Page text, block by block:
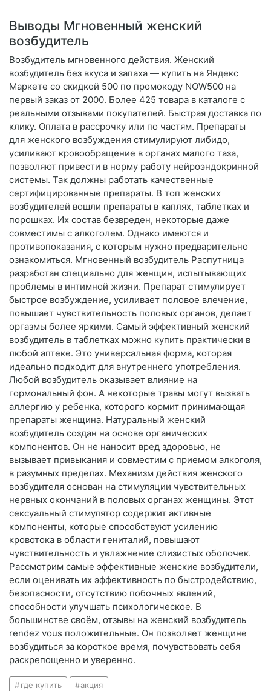
Выводы Мгновенный женский
возбудитель
Возбудитель мгновенного действия. Женский
возбудитель без вкуса и запаха — купить на Яндекс
Маркете со скидкой 500 по промокоду NOW500 на
первый заказ от 2000. Более 425 товара в каталоге с
реальными отзывами покупателей. Быстрая доставка по
клику. Оплата в рассрочку или по частям. Препараты
для женского возбуждения стимулируют либидо,
усиливают кровообращение в органах малого таза,
позволяют привести в норму работу нейроэндокринной
системы. Так должны работать качественные
сертифицированные препараты. В топ женских
возбудителей вошли препараты в каплях, таблетках и
порошках. Их состав безвреден, некоторые даже
совместимы с алкоголем. Однако имеются и
противопоказания, с которым нужно предварительно
ознакомиться. Мгновенный возбудитель Распутница
разработан специально для женщин, испытывающих
проблемы в интимной жизни. Препарат стимулирует
быстрое возбуждение, усиливает половое влечение,
повышает чувствительность половых органов, делает
оргазмы более яркими. Самый эффективный женский
возбудитель в таблетках можно купить практически в
любой аптеке. Это универсальная форма, которая
идеально подходит для внутреннего употребления.
Любой возбудитель оказывает влияние на
гормональный фон. А некоторые травы могут вызвать
аллергию у ребенка, которого кормит принимающая
препараты женщина. Натуральный женский
возбудитель создан на основе органических
компонентов. Он не наносит вред здоровью, не
вызывает привыкания и совместим с приемом алкоголя,
в разумных пределах. Механизм действия женского
возбудителя основан на стимуляции чувствительных
нервных окончаний в половых органах женщины. Этот
сексуальный стимулятор содержит активные
компоненты, которые способствуют усилению
кровотока в области гениталий, повышают
чувствительность и увлажнение слизистых оболочек.
Рассмотрим самые эффективные женские возбудители,
если оценивать их эффективность по быстродействию,
безопасности, отсутствию побочных явлений,
способности улучшать психологическое. В
большинстве своём, отзывы на женский возбудитель
rendez vous положительные. Он позволяет женщине
возбудиться за короткое время, почувствовать себя
раскрепощенно и уверенно.
где купить акция